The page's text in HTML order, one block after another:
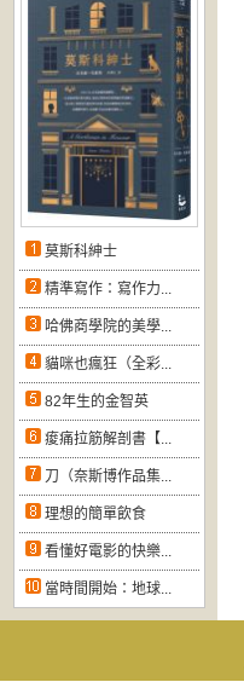
莫斯科紳士
精準寫作：寫作力...
哈佛商學院的美學...
貓咪也瘋狂（全彩...
82年生的金智英
痠痛拉筋解剖書【...
刀（奈斯博作品集...
理想的簡單飲食
看懂好電影的快樂...
當時間開始：地球...